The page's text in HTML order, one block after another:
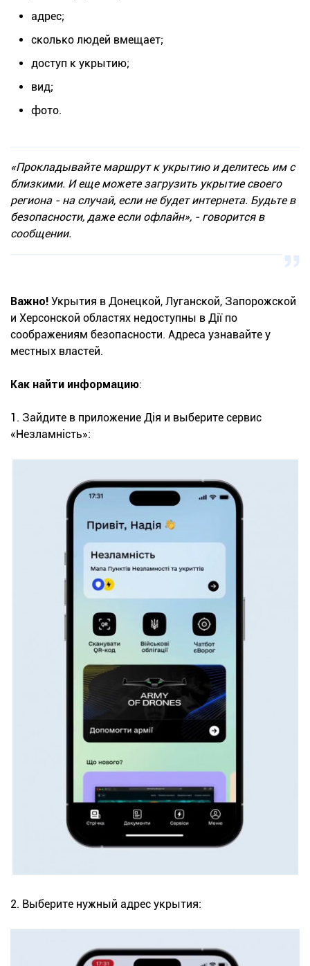
адрес;
сколько людей вмещает;
доступ к укрытию;
вид;
фото.
«Прокладывайте маршрут к укрытию и делитесь им с
близкими. И еще можете загрузить укрытие своего
региона - на случай, если не будет интернета. Будьте в
безопасности, даже если офлайн», - говорится в
сообщении.
Важно! Укрытия в Донецкой, Луганской, Запорожской
и Херсонской областях недоступны в Дії по
соображениям безопасности. Адреса узнавайте у
местных властей.
Как найти информацию:
1. Зайдите в приложение Дія и выберите сервис
«Незламність»:
2. Выберите нужный адрес укрытия: